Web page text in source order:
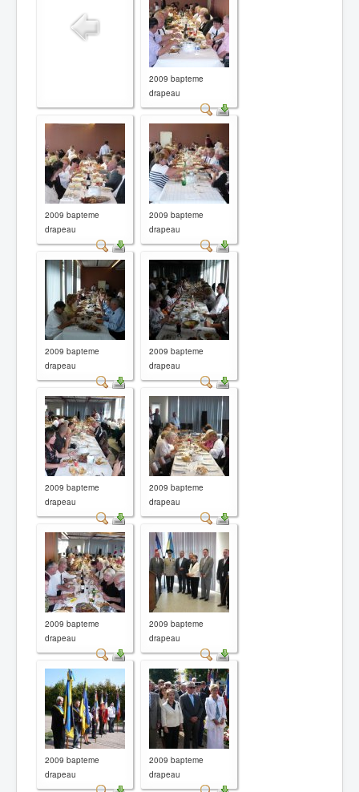
Photos
Documents
Livres & vidéos
Articles de presse2009 bapteme
drapeau
2009 bapteme
drapeau
2009 bapteme
drapeau
2009 bapteme
drapeau
2009 bapteme
drapeau
2009 bapteme
drapeau
2009 bapteme
drapeau
2009 bapteme
drapeau
2009 bapteme
drapeau
2009 bapteme
drapeau
2009 bapteme
drapeau